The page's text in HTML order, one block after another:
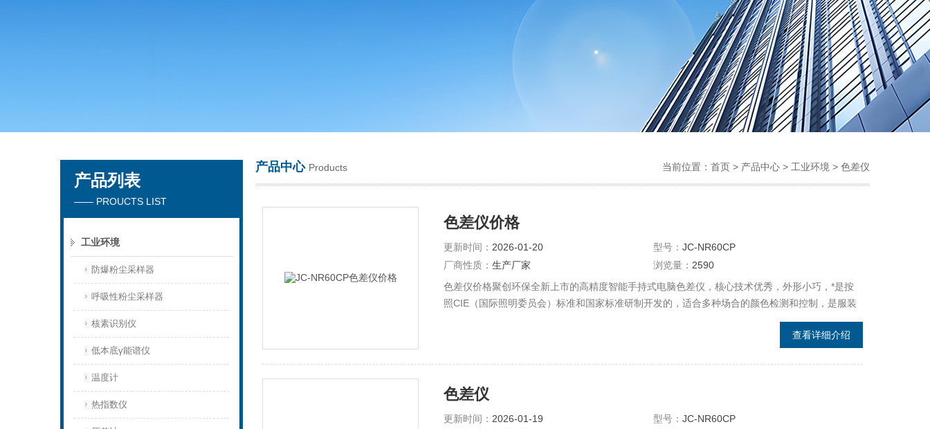
产品列表
—— PROUCTS LIST
工业环境
防爆粉尘采样器
呼吸性粉尘采样器
核素识别仪
低本底γ能谱仪
温度计
热指数仪
产品中心 Products 当前位置： 首页 > 产品中心 > 工业环境 > 色差仪
色差仪价格
更新时间： 2026-01-20 型号： JC-NR60CP
厂商性质： 生产厂家 浏览量： 2590
色差仪价格聚创环保全新上市的高精度智能手持式电脑色差仪，核心技术优秀，外形小巧，*是按
照CIE（国际照明委员会）标准和国家标准研制开发的，适合多种场合的颜色检测和控制，是服装
厂、化工厂、印刷厂、汽车制造厂、五金加工厂、模具厂、涂料厂等生产中颜色管理的*。
查看详细介绍
色差仪
更新时间： 2026-01-19 型号： JC-NR60CP